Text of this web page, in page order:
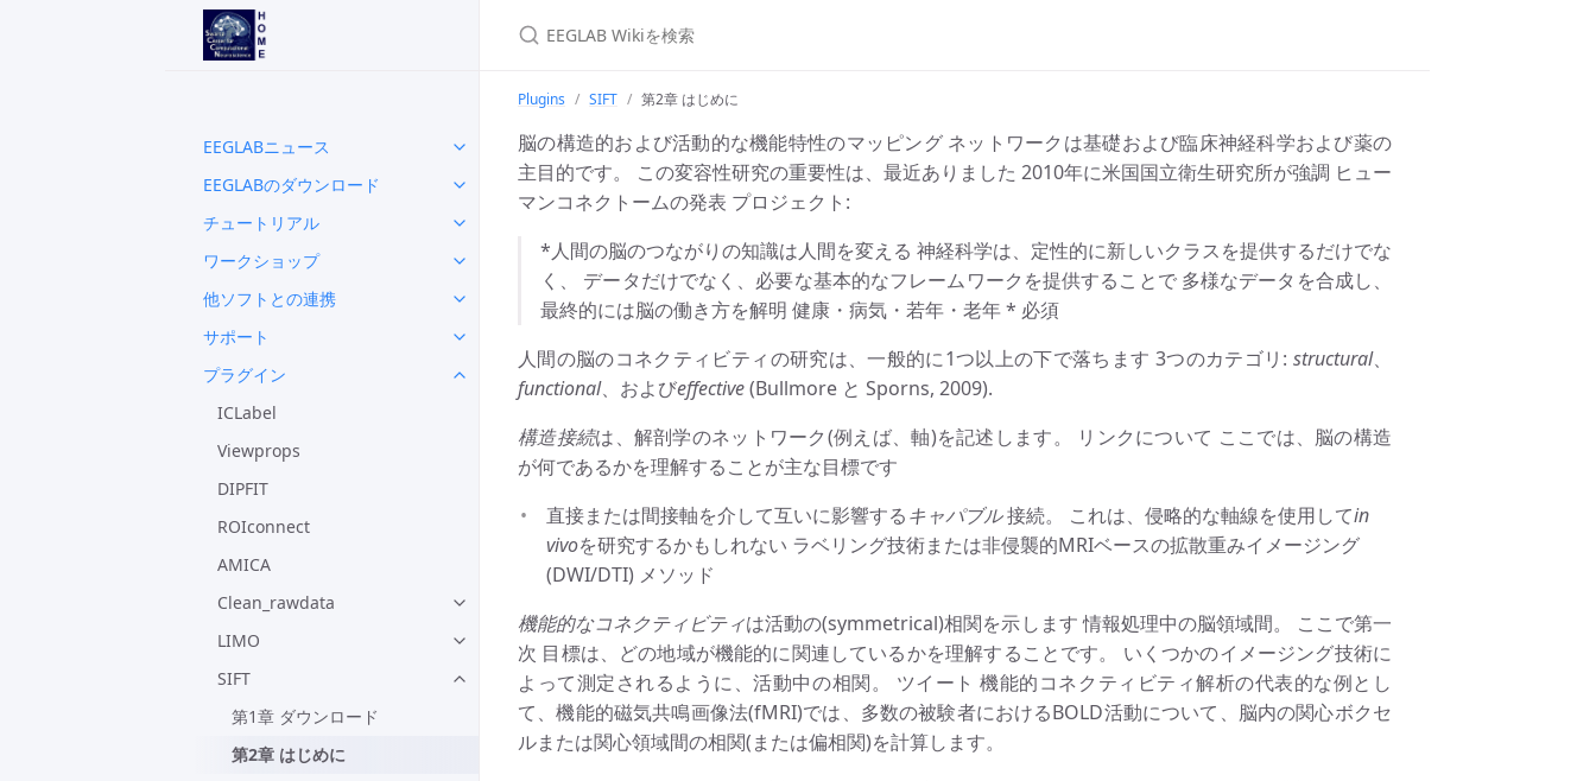
EEGLABニュース
EEGLABのダウンロード
チュートリアル
ワークショップ
他ソフトとの連携
サポート
プラグイン
ICLabel
Viewprops
DIPFIT
ROIconnect
AMICA
Clean_rawdata
LIMO
SIFT
第1章 ダウンロード
第2章 はじめに
Plugins SIFT 第2章 はじめに
脳の構造的および活動的な機能特性のマッピング ネットワークは基礎および臨床神経科学および薬の
主目的です。 この変容性研究の重要性は、最近ありました 2010年に米国国立衛生研究所が強調 ヒュー
マンコネクトームの発表 プロジェクト:
*人間の脳のつながりの知識は人間を変える 神経科学は、定性的に新しいクラスを提供するだけでな
く、 データだけでなく、必要な基本的なフレームワークを提供することで 多様なデータを合成し、
最終的には脳の働き方を解明 健康・病気・若年・老年 * 必須
人間の脳のコネクティビティの研究は、一般的に1つ以上の下で落ちます 3つのカテゴリ: structural、
functional、およびeffective(Bullmore と Sporns, 2009).
構造接続は、解剖学のネットワーク(例えば、軸)を記述します。 リンクについて ここでは、脳の構造
が何であるかを理解することが主な目標です
直接または間接軸を介して互いに影響するキャパブル接続。 これは、侵略的な軸線を使用してin
vivoを研究するかもしれない ラベリング技術または非侵襲的MRIベースの拡散重みイメージング
(DWI/DTI) メソッド
機能的なコネクティビティは活動の(symmetrical)相関を示します 情報処理中の脳領域間。 ここで第一
次 目標は、どの地域が機能的に関連しているかを理解することです。 いくつかのイメージング技術に
よって測定されるように、活動中の相関。 ツイート 機能的コネクティビティ解析の代表的な例とし
て、機能的磁気共鳴画像法(fMRI)では、多数の被験者におけるBOLD活動について、脳内の関心ボクセ
ルまたは関心領域間の相関(または偏相関)を計算します。